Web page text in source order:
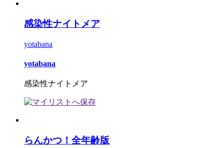
感染性ナイトメア
yotabana
yotabana
感染性ナイトメア
らんかつ！全年齢版